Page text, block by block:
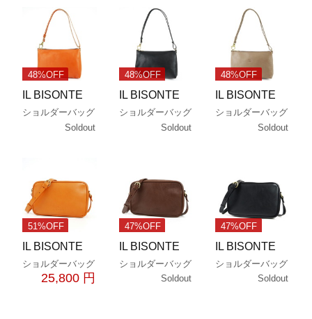
48%OFF
IL BISONTE
ショルダーバッグ
Soldout
48%OFF
IL BISONTE
ショルダーバッグ
Soldout
48%OFF
IL BISONTE
ショルダーバッグ
Soldout
51%OFF
IL BISONTE
ショルダーバッグ
25,800 円
47%OFF
IL BISONTE
ショルダーバッグ
Soldout
47%OFF
IL BISONTE
ショルダーバッグ
Soldout